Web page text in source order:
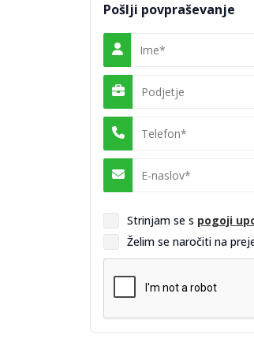
Arhiviranje in knjižnične
Za arhive in knjižnice so
Rešitve vključujejo
organizacijo in hiter
Shranjevanje
V sodobnih delovnih
prenosnike in vozički za
ter podjetjih.
Varnostne omare in
Za zaščito občutljivih
zaščito pred požarom ali
Pošlji povpraševanje
Strinjam se s pogoji
Želim se naročiti na